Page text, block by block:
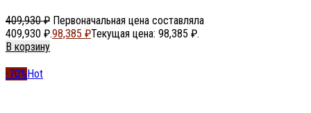
409,930₽ Первоначальная цена составляла
409,930 ₽.98,385 ₽Текущая цена: 98,385 ₽.
В корзину
-70%Hot